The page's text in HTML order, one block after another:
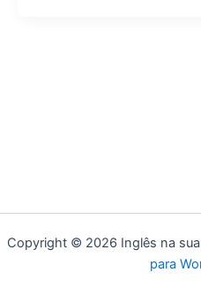
Copyright © 2026 Inglês na
para